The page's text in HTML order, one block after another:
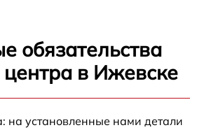
обязательства
центра в Ижевске
на установленные нами детали